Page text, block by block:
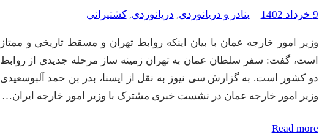
9 خرداد 1402 –
–بنادر و دریانوردی, دریانوردی, کشتیرانی
وزیر امور خارجه عمان با بیان اینکه روابط تهران و مسقط تاریخی و ممتاز
است، گفت: سفر سلطان عمان به تهران زمینه ساز مرحله جدیدی از روابط
دو کشور است. به گزارش سی نیوز به نقل از ایسنا، بدر بن حمد آلبوسعیدی
وزیر امور خارجه عمان در نشست خبری مشترک با وزیر امور خارجه ایران…
Read more